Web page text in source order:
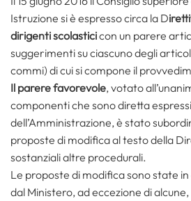
Istruzione si è espresso circa la D
dirigenti scolasticicon un parere
suggerimenti su ciascuno degli
commi) di cui si compone il
Il parere favorevole, votato
componenti che sono diretta
dell’Amministrazione, è stato
proposte di modifica al testo della
sostanziali altre procedurali.
Le proposte di modifica sono state
dal Ministero, ad eccezione di